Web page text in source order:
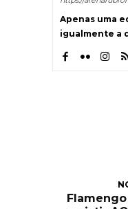
Apenas uma
igualmente a